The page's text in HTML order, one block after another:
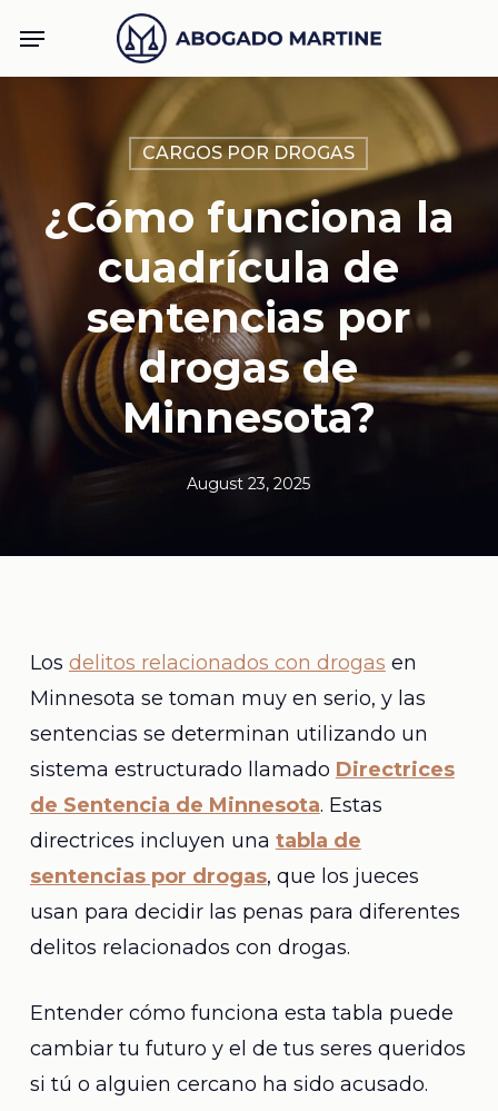
Menu
CARGOS POR DROGAS
¿Cómo funciona la
cuadrícula de
sentencias por
drogas de
Minnesota?
August 23, 2025
Los delitos relacionados con drogas en
Minnesota se toman muy en serio, y las
sentencias se determinan utilizando un
sistema estructurado llamado Directrices
de Sentencia de Minnesota. Estas
directrices incluyen una tabla de
sentencias por drogas, que los jueces
usan para decidir las penas para diferentes
delitos relacionados con drogas.
Entender cómo funciona esta tabla puede
cambiar tu futuro y el de tus seres queridos
si tú o alguien cercano ha sido acusado.